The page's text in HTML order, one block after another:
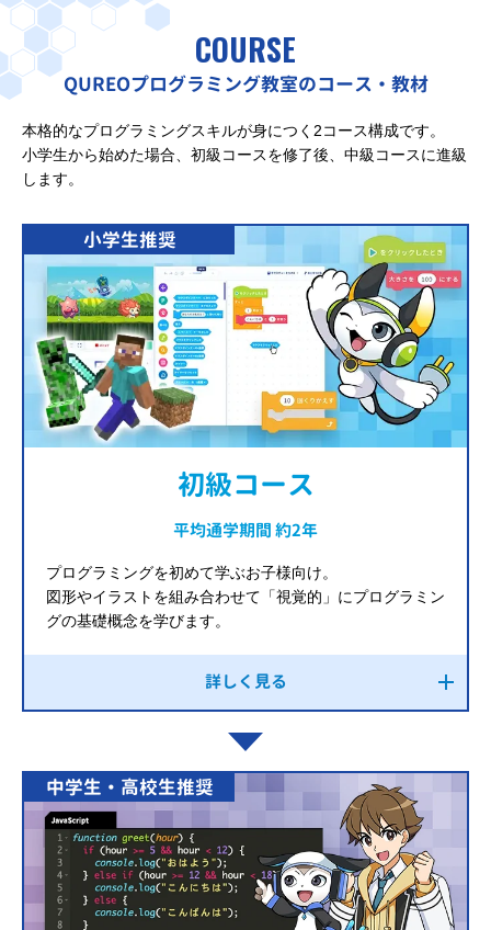
COURSE
QUREOプログラミング教室のコース・教材
本格的なプログラミングスキルが身につく2コース構成です。
小学生から始めた場合、初級コースを修了後、中級コースに進級
します。
小学生推奨
初級コース
平均通学期間 約2年
プログラミングを初めて学ぶお子様向け。
図形やイラストを組み合わせて「視覚的」にプログラミン
グの基礎概念を学びます。
詳しく見る
中学生・高校生推奨